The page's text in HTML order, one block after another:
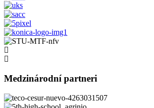
Medzinárodní partneri